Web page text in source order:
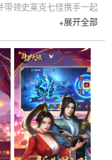
带领史莱克七怪携手一起
+展开全部